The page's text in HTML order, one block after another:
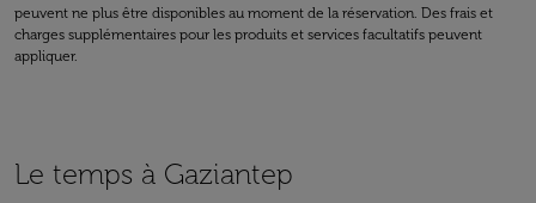
peuvent ne plus être disponibles au moment de la réservation. Des frais et
charges supplémentaires pour les produits et services facultatifs peuvent
appliquer.
Le temps à Gaziantep